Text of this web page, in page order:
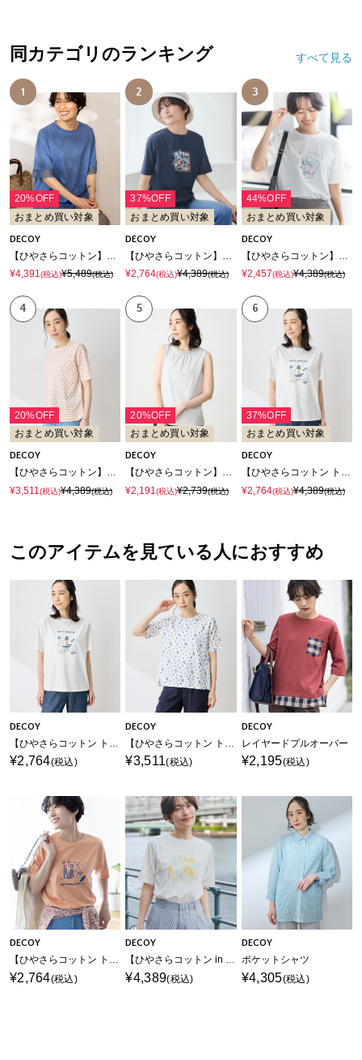
同カテゴリのランキング すべて見る
1
20%OFF
おまとめ買い対象
DECOY
¥4,391(税込)¥5,489(税込)
2
37%OFF
おまとめ買い対象
DECOY
¥2,764(税込)¥4,389(税込)
3
44%OFF
おまとめ買い対象
DECOY
¥2,457(税込)¥4,389(税込)
4
20%OFF
おまとめ買い対象
DECOY
【ひやさらコットン】総柄プリントTシャツ【綿100％・接触冷感・UVカット】
¥3,511 (税込)¥4,389(税込)
5
20%OFF
おまとめ買い対象
DECOY
【ひやさらコットン】ダブルピコタンクトップ【綿100％・接触冷感・UVカット】
¥2,191(税込)¥2,739(税込)
6
37%OFF
おまとめ買い対象
DECOY
【ひやさらコットン トムさんコラボ】コイくんプリントTシャツ【綿100％・接触冷感・UVカット】
¥2,764(税込)¥4,389(税込)
このアイテムを見ている人におすすめ
DECOY
¥2,764(税込)
DECOY
¥3,511(税込)
DECOY
レイヤードプルオーバー
¥2,195(税込)
DECOY
【ひやさらコットン トムさんコラボ】コイくんプリントTシャツ【綿100％・接触冷感・UVカット】
¥2,764(税込)
DECOY
【ひやさらコットン in Blooomコラボ】フラワーロゴプリントTシャツ【綿100％・接触冷感・UVカット】
¥4,389(税込)
DECOY
ポケットシャツ
¥4,305(税込)